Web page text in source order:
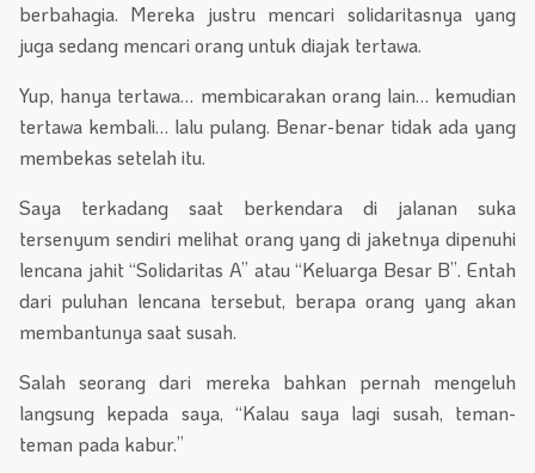
berbahagia. Mereka justru mencari solidaritasnya yang
juga sedang mencari orang untuk diajak tertawa.
Yup, hanya tertawa… membicarakan orang lain… kemudian
tertawa kembali… lalu pulang. Benar-benar tidak ada yang
membekas setelah itu.
Saya terkadang saat berkendara di jalanan suka
tersenyum sendiri melihat orang yang di jaketnya dipenuhi
lencana jahit “Solidaritas A” atau “Keluarga Besar B”. Entah
dari puluhan lencana tersebut, berapa orang yang akan
membantunya saat susah.
Salah seorang dari mereka bahkan pernah mengeluh
langsung kepada saya, “Kalau saya lagi susah, teman-
teman pada kabur.”